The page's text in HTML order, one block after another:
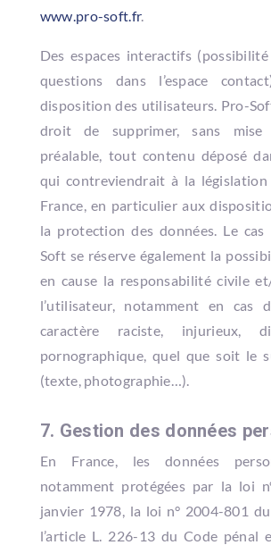
www.pro-soft.fr.
Des espaces interactifs
questions dans l’espace
disposition des utilisateurs. Pro-
droit de supprimer, sans mise
préalable, tout contenu déposé
qui contreviendrait à la législation
France, en particulier aux
la protection des données. Le cas
Soft se réserve également la
en cause la responsabilité civile
l’utilisateur, notamment en cas
caractère raciste, injurieux,
pornographique, quel que soit le
(texte, photographie…).
7. Gestion des données
En France, les données
notamment protégées par la loi
janvier 1978, la loi n° 2004-801
l’article L. 226-13 du Code pénal